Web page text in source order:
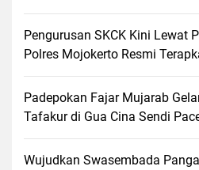
Pengurusan SKCK Kini Lewat
Polres Mojokerto Resmi
Padepokan Fajar Mujarab
Tafakur di Gua Cina Sendi
Wujudkan Swasembada